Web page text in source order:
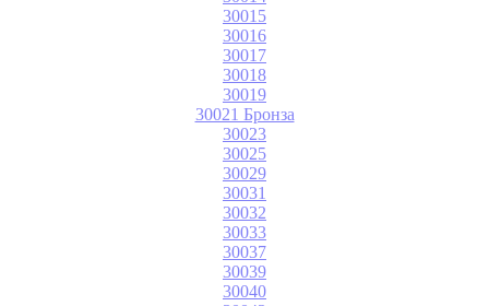
30015
30016
30017
30018
30019
30021 Бронза
30023
30025
30029
30031
30032
30033
30037
30039
30040